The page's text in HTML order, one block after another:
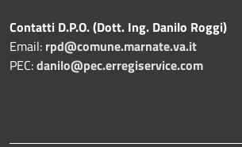
Contatti D.P.O. (Dott. Ing. Danilo Roggi)
Email: rpd@comune.marnate.va.it
PEC:danilo@pec.erregiservice.com